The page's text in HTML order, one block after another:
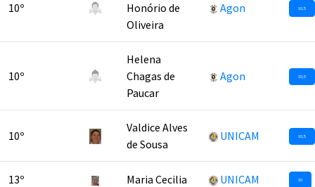
10º
Honório de
Oliveira
Agon 10,5
10º
Helena
Chagas de
Paucar
Agon 10,5
10º
Valdice Alves
de Sousa
UNICAM 10,5
13º Maria Cecilia UNICAM 10